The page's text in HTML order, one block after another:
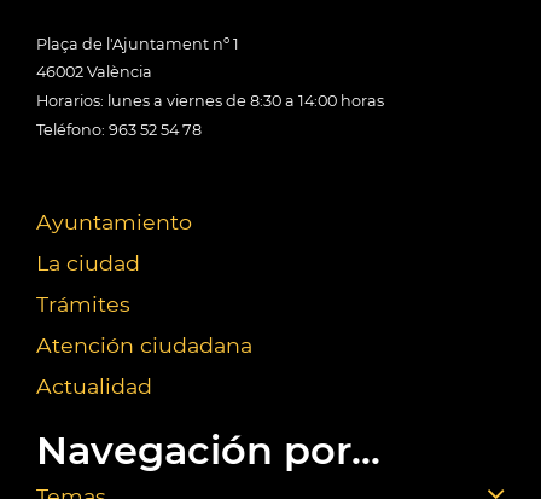
Plaça de l'Ajuntament nº 1
46002 València
Horarios: lunes a viernes de 8:30 a 14:00 horas
Teléfono: 963 52 54 78
Ayuntamiento
La ciudad
Trámites
Atención ciudadana
Actualidad
Navegación por...